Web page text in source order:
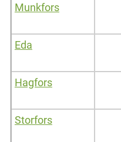
Munkfors
Eda
Hagfors
Storfors